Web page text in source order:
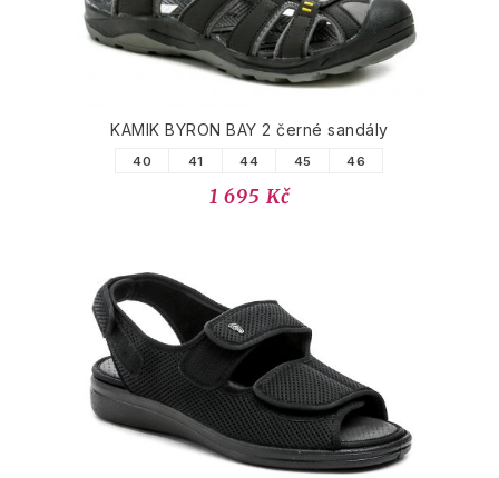
KAMIK BYRON BAY 2 černé sandály
40 41 44 45 46
1 695 Kč